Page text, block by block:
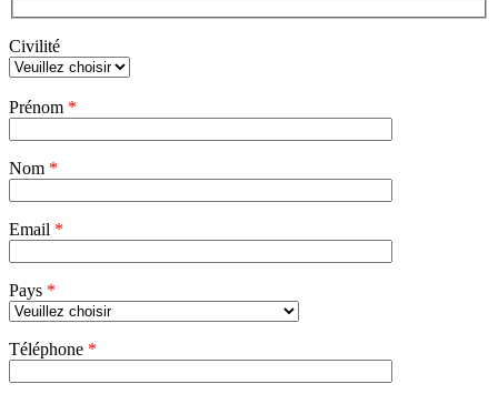
Civilité
laisser
vide.
Prénom *
Nom *
Email *
Pays *
Téléphone *